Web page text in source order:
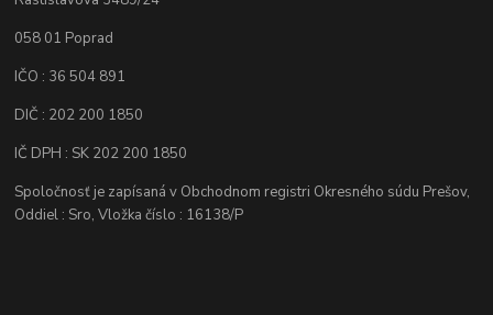
058 01 Poprad
IČO : 36 504 891
DIČ : 202 200 1850
IČ DPH : SK 202 200 1850
Spoločnosť je zapísaná v Obchodnom registri Okresného súdu Prešov,
Oddiel : Sro, Vložka číslo : 16138/P